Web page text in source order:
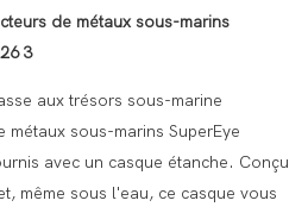
aux trésors sous-marine
sous-marins SuperEye
avec un casque étanche. Conçu
même sous l'eau, ce casque vous